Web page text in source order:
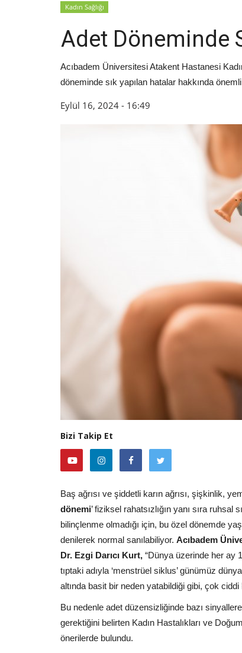
Kadın Sağlığı
Adet Döneminde
Acıbadem Üniversitesi Atakent Hastanesi
döneminde sık yapılan hatalar hakkında
Eylül 16, 2024 - 16:49
Bizi Takip Et
Baş ağrısı ve şiddetli karın ağrısı, şişkinlik,
dönemi’ fiziksel rahatsızlığın yanı sıra
bilinçlenme olmadığı için, bu özel dönemde
denilerek normal sanılabiliyor. Acıbadem
Dr. Ezgi Darıcı Kurt, “Dünya üzerinde her ay
tıptaki adıyla ‘menstrüel siklus’ günümüz
altında basit bir neden yatabildiği gibi, çok
Bu nedenle adet düzensizliğinde bazı
gerektiğini belirten Kadın Hastalıkları ve
önerilerde bulundu.